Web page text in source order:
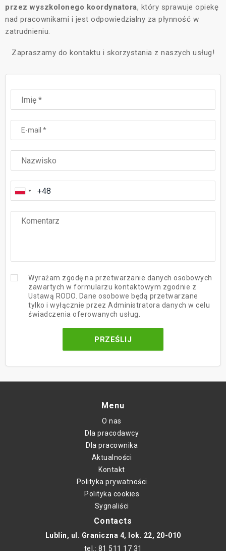
przez wyszkolonego koordynatora, który sprawuje opiekę
nad pracownikami i jest odpowiedzialny za płynność w
zatrudnieniu.
Zapraszamy do kontaktu i skorzystania z naszych usług!
Wyrażam zgodę na przetwarzanie danych osobowych
zawartych w formularzu kontaktowym zgodnie z
Ustawą RODO. Dane osobowe będą przetwarzane
tylko i wyłącznie przez Administratora danych w celu
świadczenia oferowanych usług.
Menu
O nas
Dla pracodawcy
Dla pracownika
Aktualności
Kontakt
Polityka prywatności
Polityka cookies
Sygnaliści
Contacts
Lublin, ul. Graniczna 4, lok. 22, 20-010
tel.: 81 511 17 31